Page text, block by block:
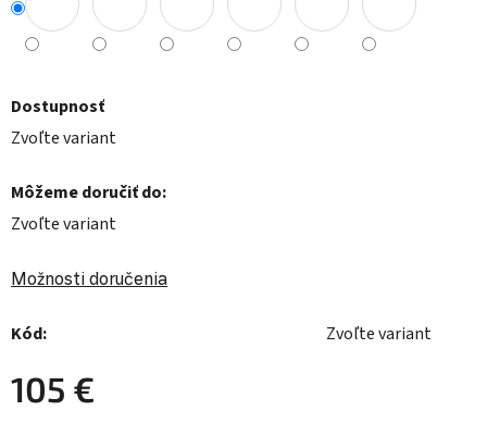
Dostupnosť
Zvoľte variant
Môžeme doručiť do:
Zvoľte variant
Možnosti doručenia
Kód: Zvoľte variant
105 €